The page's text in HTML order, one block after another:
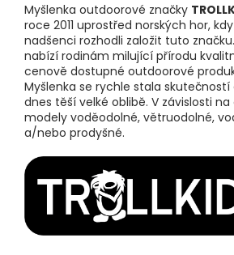
Myšlenka outdoorové značky
roce 2011 uprostřed norských hor,
nadšenci rozhodli založit tuto
nabízí rodinám milující přírodu
cenově dostupné outdoorové
Myšlenka se rychle stala skutečností a
dnes těší velké oblibě. V závislosti
modely voděodolné, větruodolné,
a/nebo prodyšné.